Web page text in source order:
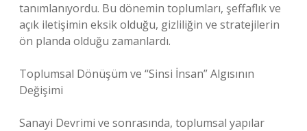
tanımlanıyordu. Bu dönemin toplumları, şeffaflık ve
açık iletişimin eksik olduğu, gizliliğin ve stratejilerin
ön planda olduğu zamanlardı.
Toplumsal Dönüşüm ve “Sinsi İnsan” Algısının
Değişimi
Sanayi Devrimi ve sonrasında, toplumsal yapılar